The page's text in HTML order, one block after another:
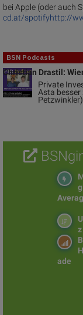
bei Apple (oder auch
cd.at/spotifyhttp://
BSN Podcasts
Christian Drastil:
Private
Asta
Petzwinkler)
g
z
ade